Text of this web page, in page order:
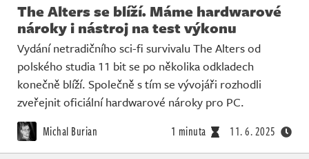
The Alters se blíží. Máme hardwarové
nároky i nástroj na test výkonu
Vydání netradičního sci-fi survivalu The Alters od
polského studia 11 bit se po několika odkladech
konečně blíží. Společně s tím se vývojáři rozhodli
zveřejnit oficiální hardwarové nároky pro PC.
Michal Burian 1 minuta 11. 6. 2025